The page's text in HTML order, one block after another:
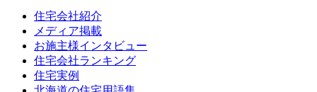
住宅会社紹介
メディア掲載
お施主様インタビュー
住宅会社ランキング
住宅実例